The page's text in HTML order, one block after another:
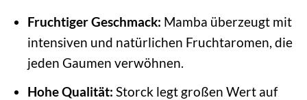
Fruchtiger Geschmack: Mamba überzeugt mit
intensiven und natürlichen Fruchtaromen, die
jeden Gaumen verwöhnen.
Hohe Qualität: Storck legt großen Wert auf